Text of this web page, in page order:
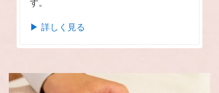
す。
▶ 詳しく見る